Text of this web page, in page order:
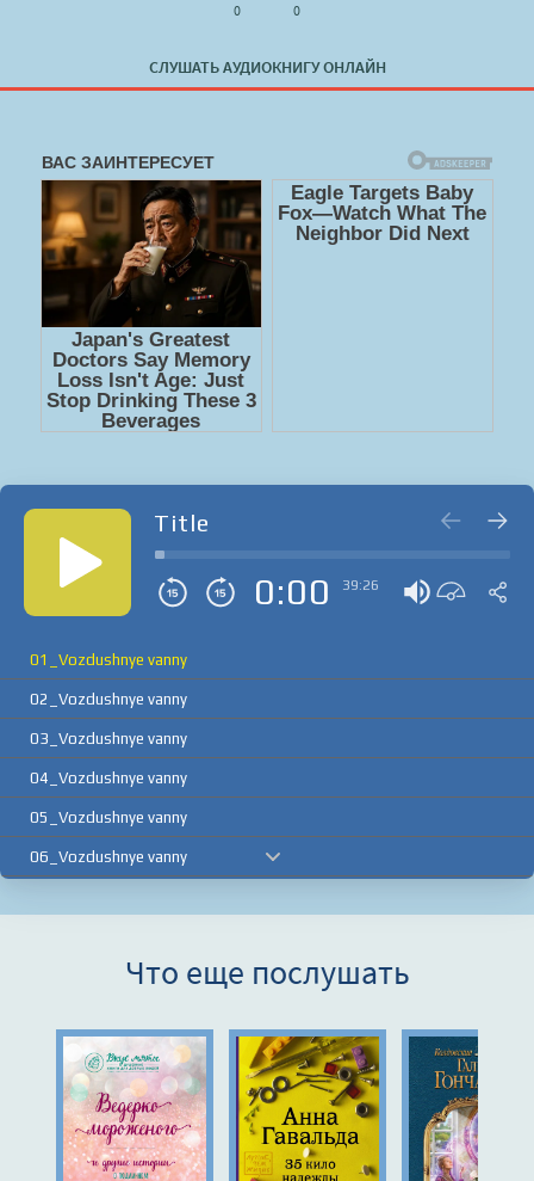
СЛУШАТЬ АУДИОКНИГУ ОНЛАЙН
0 0
Title
0:00 39:26
01_Vozdushnye vanny
02_Vozdushnye vanny
03_Vozdushnye vanny
04_Vozdushnye vanny
05_Vozdushnye vanny
06_Vozdushnye vanny
09_Vozdushnye vannyЧто еще послушать